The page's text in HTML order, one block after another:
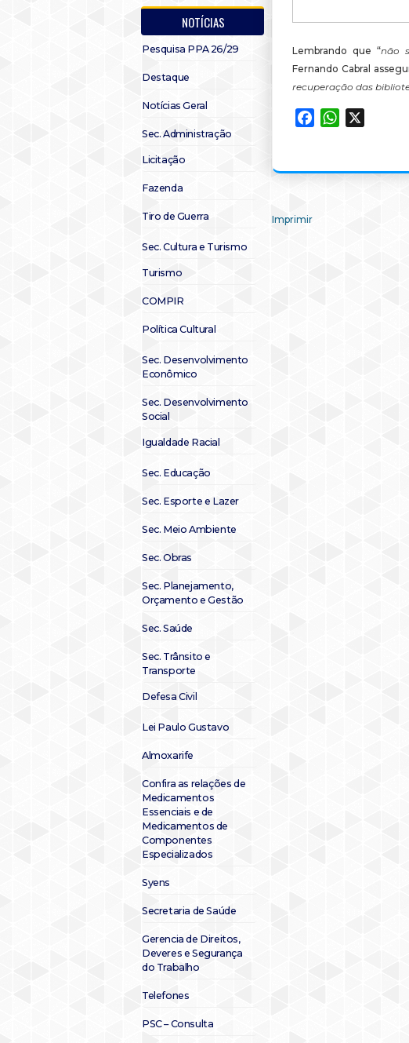
NOTÍCIAS
Pesquisa PPA 26/29
Destaque
Notícias Geral
Sec. Administração
Licitação
Fazenda
Tiro de Guerra
Sec. Cultura e Turismo
Turismo
COMPIR
Política Cultural
Sec. Desenvolvimento
Econômico
Sec. Desenvolvimento
Social
Igualdade Racial
Sec. Educação
Sec. Esporte e Lazer
Sec. Meio Ambiente
Sec. Obras
Sec. Planejamento,
Orçamento e Gestão
Sec. Saúde
Sec. Trânsito e
Transporte
Defesa Civil
Lei Paulo Gustavo
Almoxarife
Confira as relações de
Medicamentos
Essenciais e de
Medicamentos de
Componentes
Especializados
Syens
Secretaria de Saúde
Gerencia de Direitos,
Deveres e Segurança
do Trabalho
Telefones
PSC – Consulta
Lembrando que “não
Fernando Cabral
recuperação das
FacebookWhatsApp
Imprimir